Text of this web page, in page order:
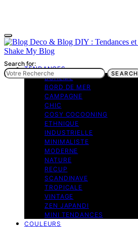
TENDANCES
BOHEME
BORD DE MER
CAMPAGNE
CHIC
COSY COCOONING
ETHNIQUE
INDUSTRIELLE
MINIMALISTE
MODERNE
NATURE
RECUP
SCANDINAVE
TROPICALE
VINTAGE
ZEN JAPANDI
MINI TENDANCES
COULEURS
Search for:
SEARCH